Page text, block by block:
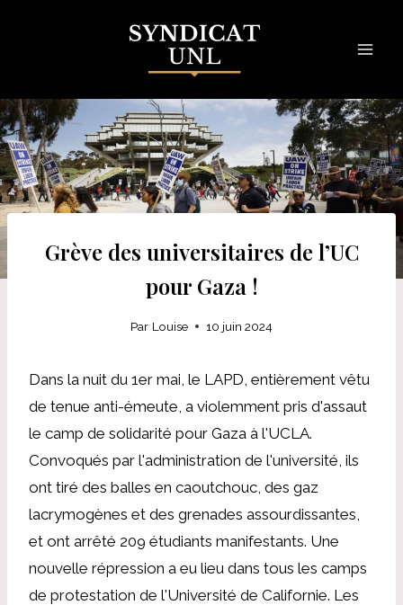
Grève des universitaires de l’UC
pour Gaza !
Par Louise 10 juin 2024
Dans la nuit du 1er mai, le LAPD, entièrement vêtu
de tenue anti-émeute, a violemment pris d'assaut
le camp de solidarité pour Gaza à l'UCLA.
Convoqués par l'administration de l'université, ils
ont tiré des balles en caoutchouc, des gaz
lacrymogènes et des grenades assourdissantes,
et ont arrêté 209 étudiants manifestants. Une
nouvelle répression a eu lieu dans tous les camps
de protestation de l'Université de Californie. Les